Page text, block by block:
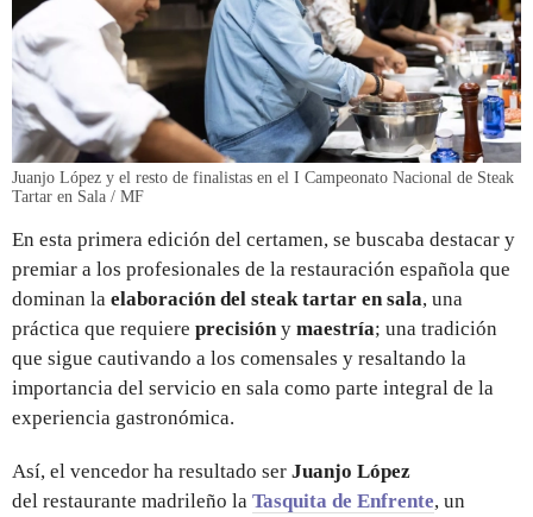
Juanjo López y el resto de finalistas en el I Campeonato Nacional de Steak
Tartar en Sala / MF
En esta primera edición del certamen, se buscaba destacar y
premiar a los profesionales de la restauración española que
dominan la elaboración del steak tartar en sala, una
práctica que requiere precisióny maestría; una tradición
que sigue cautivando a los comensales y resaltando la
importancia del servicio en sala como parte integral de la
experiencia gastronómica.
Así, el vencedor ha resultado ser Juanjo López
del restaurante madrileño la Tasquita de Enfrente, un